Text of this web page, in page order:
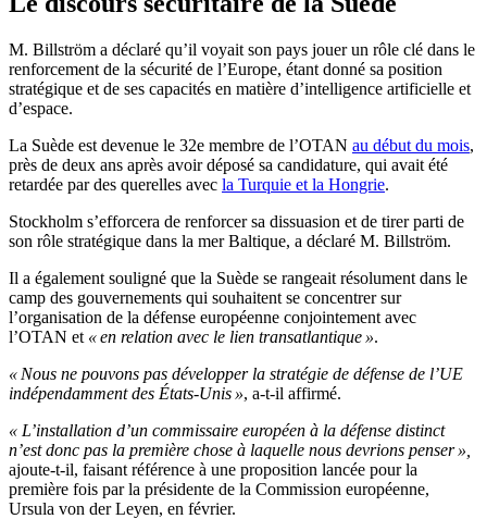
M. Billström a déclaré qu’il voyait son pays jouer un rôle clé dans le
renforcement de la sécurité de l’Europe, étant donné sa position
stratégique et de ses capacités en matière d’intelligence artificielle et
d’espace.
La Suède est devenue le 32e membre de l’OTAN au début du mois,
près de deux ans après avoir déposé sa candidature, qui avait été
retardée par des querelles avec la Turquie et la Hongrie.
Stockholm s’efforcera de renforcer sa dissuasion et de tirer parti de
son rôle stratégique dans la mer Baltique, a déclaré M. Billström.
Il a également souligné que la Suède se rangeait résolument dans le
camp des gouvernements qui souhaitent se concentrer sur
l’organisation de la défense européenne conjointement avec
l’OTAN et « en relation avec le lien transatlantique ».
« Nous ne pouvons pas développer la stratégie de défense de l’UE
indépendamment des États-Unis », a-t-il affirmé.
« L’installation d’un commissaire européen à la défense distinct
n’est donc pas la première chose à laquelle nous devrions penser »,
ajoute-t-il, faisant référence à une proposition lancée pour la
première fois par la présidente de la Commission européenne,
Ursula von der Leyen, en février.